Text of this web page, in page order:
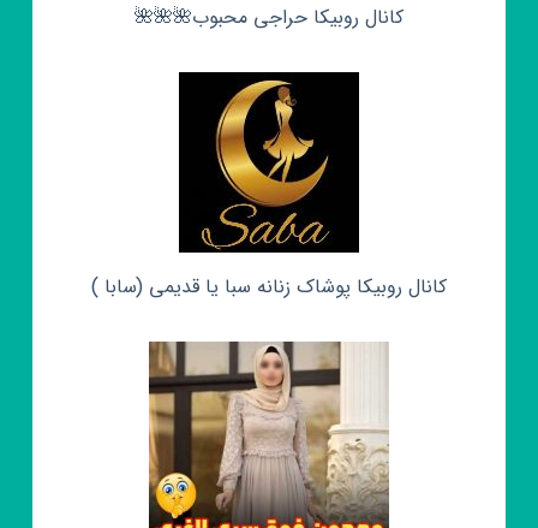
کانال روبیکا حراجی محبوب🌺🌺🌺
کانال روبیکا پوشاک زنانه سبا یا قدیمی (سابا )